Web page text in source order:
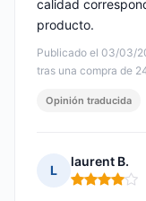
Publicado el 03/03/
tras una compra de
calidad
producto.
Opinión traducida
L
laurent B.
Nota: 4 de 5